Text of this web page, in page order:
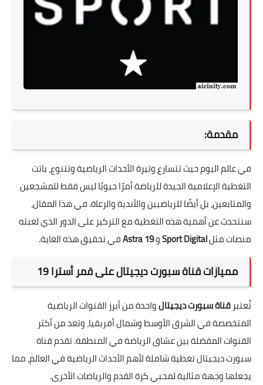
مقدمة:
في عالم اليوم حيث تتسارع وتيرة الأحداث الرياضية وتتنوع، باتت
التغطية الإعلامية الجيدة للرياضة أمرًا حيويًا ليس فقط للمشجعين
والمتابعين، بل أيضًا للرياضيين والأندية والرعاة. في هذا المقال،
سنتحدث عن أهمية هذه التغطية مع التركيز على الدور الذي لعبته
منصات مثلSport DigitalوAstra 19في تحقيق هذه الغاية.
مميازات قناة سبورت ديجيتال على قمر أسترا 19
تُعتبرقناة سبورت ديجيتالواحدة من أبرز القنوات الرياضية
المتخصصة في الشرق الأوسط وشمال أفريقيا، وتعد من أكثر
القنوات المفضلة بين عشاق الرياضة في المنطقة. تقدم قناة
سبورت ديجيتال تغطية شاملة لأهم الأحداث الرياضية في العالم، مما
يجعلها وجهة مثالية لمحبي كرة القدم والرياضات الأخرى.